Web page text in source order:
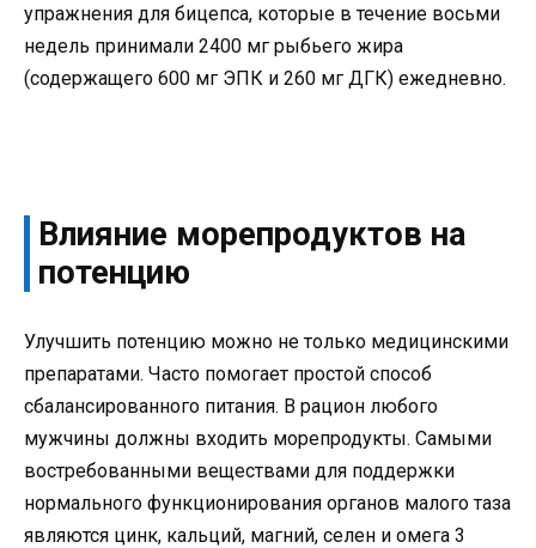
упражнения для бицепса, которые в течение восьми
недель принимали 2400 мг рыбьего жира
(содержащего 600 мг ЭПК и 260 мг ДГК) ежедневно.
Влияние морепродуктов на
потенцию
Улучшить потенцию можно не только медицинскими
препаратами. Часто помогает простой способ
сбалансированного питания. В рацион любого
мужчины должны входить морепродукты. Самыми
востребованными веществами для поддержки
нормального функционирования органов малого таза
являются цинк, кальций, магний, селен и омега 3